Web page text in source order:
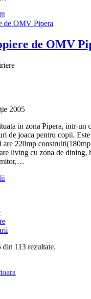
de OMV
2005
in zona Pipera, intr-un
de joaca pentru copii.
are 220mp
living cu zona de dining,
din 113 rezultate.